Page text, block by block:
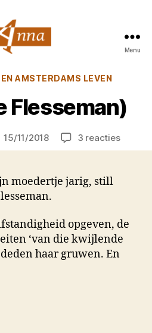
van
Menu
Categorieën
AMSTERDAMS LEVEN
Flesseman)
15/11/2018 3 reactiesop
Ode
moedertje jarig, still
opgeven, de
‘van die kwijlende
haar gruwen. En